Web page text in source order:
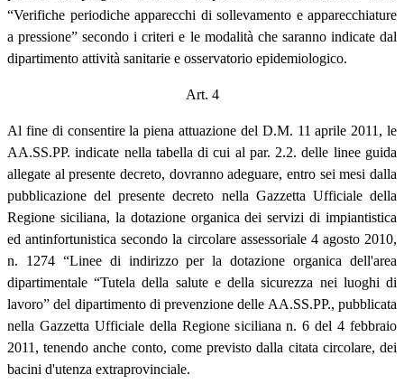
“Verifiche periodiche apparecchi di sollevamento e apparecchiature
a pressione” secondo i criteri e le modalità che saranno indicate dal
dipartimento attività sanitarie e osservatorio epidemiologico.
Art. 4
Al fine di consentire la piena attuazione del D.M. 11 aprile 2011, le
AA.SS.PP. indicate nella tabella di cui al par. 2.2. delle linee guida
allegate al presente decreto, dovranno adeguare, entro sei mesi dalla
pubblicazione del presente decreto nella Gazzetta Ufficiale della
Regione siciliana, la dotazione organica dei servizi di impiantistica
ed antinfortunistica secondo la circolare assessoriale 4 agosto 2010,
n. 1274 “Linee di indirizzo per la dotazione organica dell'area
dipartimentale “Tutela della salute e della sicurezza nei luoghi di
lavoro” del dipartimento di prevenzione delle AA.SS.PP., pubblicata
nella Gazzetta Ufficiale della Regione siciliana n. 6 del 4 febbraio
2011, tenendo anche conto, come previsto dalla citata circolare, dei
bacini d'utenza extraprovinciale.